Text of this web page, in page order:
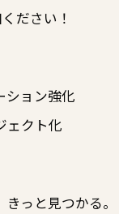
ださい！
ョン強化
ェクト化
っと見つかる。